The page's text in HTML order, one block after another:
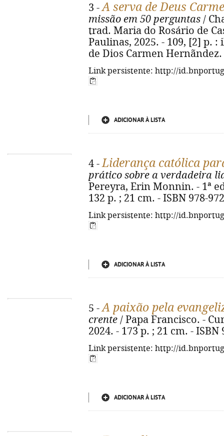
3 -A serva de Deus
missão em 50 perguntas /
trad. Maria do Rosário de
Paulinas, 2025. - 109, [2] p.
de Dios Carmen Hernãndez.
Link persistente: http://
ADICIONAR À LISTA
4 -Liderança católica
prático sobre a verdadeira
Pereyra, Erin Monnin. - 1ª
132 p. ; 21 cm. - ISBN 978-
Link persistente: http://
ADICIONAR À LISTA
5 -A paixão pela
crente / Papa Francisco. -
2024. - 173 p. ; 21 cm. - ISBN
Link persistente: http://
ADICIONAR À LISTA